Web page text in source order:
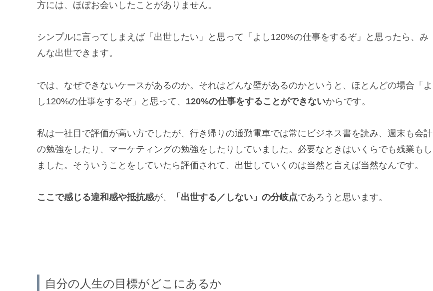
方には、ほぼお会いしたことがありません。
シンプルに言ってしまえば「出世したい」と思って「よし120%の仕事をするぞ」と思ったら、み
んな出世できます。
では、なぜできないケースがあるのか。それはどんな壁があるのかというと、ほとんどの場合「よ
し120%の仕事をするぞ」と思って、 120%の仕事をすることができないからです。
私は一社目で評価が高い方でしたが、行き帰りの通勤電車では常にビジネス書を読み、週末も会計
の勉強をしたり、マーケティングの勉強をしたりしていました。必要なときはいくらでも残業もし
ました。そういうことをしていたら評価されて、出世していくのは当然と言えば当然なんです。
ここで感じる違和感や抵抗感が、 「出世する／しない」の分岐点であろうと思います。
自分の人生の目標がどこにあるか